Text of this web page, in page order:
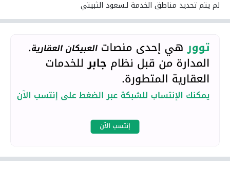
لم يتم تحديد مناطق الخدمة لـسعود الثبيتي